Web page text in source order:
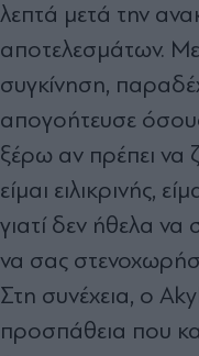
λεπτά μετά την
αποτελεσμάτων. Με
συγκίνηση,
απογοήτευσε
ξέρω αν πρέπει να
είμαι ειλικρινής,
γιατί δεν ήθελα
να σας
Στη συνέχεια, ο
προσπάθεια που